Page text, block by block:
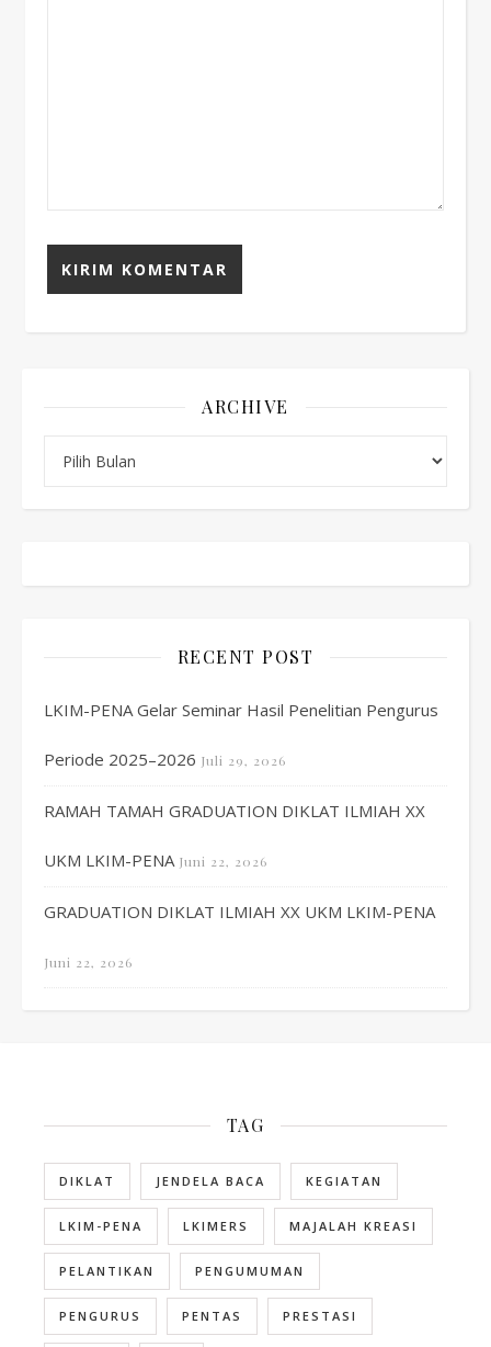
ARCHIVE
RECENT POST
LKIM-PENA Gelar Seminar Hasil Penelitian Pengurus
Periode 2025–2026 Juli 29, 2026
RAMAH TAMAH GRADUATION DIKLAT ILMIAH XX
UKM LKIM-PENA Juni 22, 2026
GRADUATION DIKLAT ILMIAH XX UKM LKIM-PENA
Juni 22, 2026
TAG
DIKLAT JENDELA BACA KEGIATAN
LKIM-PENA LKIMERS MAJALAH KREASI
PELANTIKAN PENGUMUMAN
PENGURUS PENTAS PRESTASI